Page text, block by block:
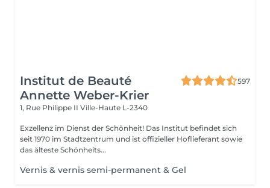
Institut de Beauté
Annette Weber-Krier
597
1, Rue Philippe II Ville-Haute L-2340
Exzellenz im Dienst der Schönheit! Das Institut befindet sich
seit 1970 im Stadtzentrum und ist offizieller Hoflieferant sowie
das älteste Schönheits...
Vernis & vernis semi-permanent & Gel